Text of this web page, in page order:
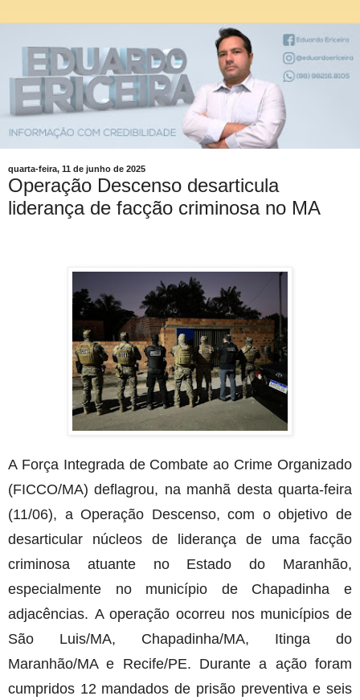
quarta-feira, 11 de junho de 2025
Operação Descenso desarticula
liderança de facção criminosa no MA
A Força Integrada de Combate ao Crime Organizado
(FICCO/MA) deflagrou, na manhã desta quarta-feira
(11/06), a Operação Descenso, com o objetivo de
desarticular núcleos de liderança de uma facção
criminosa atuante no Estado do Maranhão,
especialmente no município de Chapadinha e
adjacências. A operação ocorreu nos municípios de
São Luis/MA, Chapadinha/MA, Itinga do
Maranhão/MA e Recife/PE. Durante a ação foram
cumpridos 12 mandados de prisão preventiva e seis